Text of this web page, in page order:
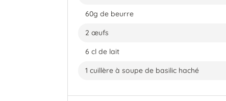
60g de beurre
2 œufs
6 cl de lait
1 cuillère à soupe de basilic haché